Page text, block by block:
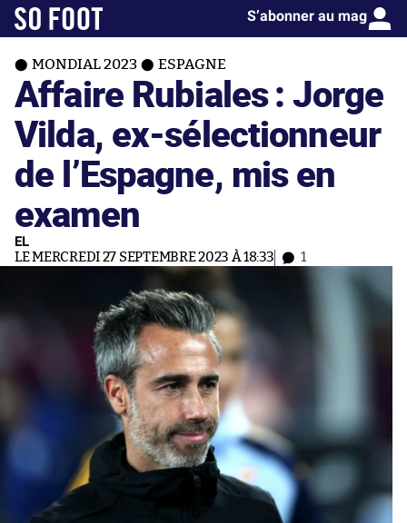
S’abonner au mag
MONDIAL 2023 ESPAGNE
Affaire Rubiales : Jorge
Vilda, ex-sélectionneur
de l’Espagne, mis en
examen
EL
LE MERCREDI 27 SEPTEMBRE 2023 À 18:33 1